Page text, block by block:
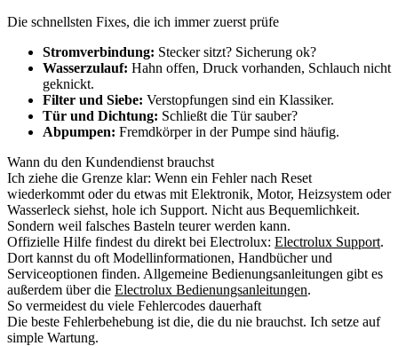
Die schnellsten Fixes, die ich immer zuerst prüfe
Stromverbindung: Stecker sitzt? Sicherung ok?
Wasserzulauf: Hahn offen, Druck vorhanden, Schlauch nicht
geknickt.
Filter und Siebe: Verstopfungen sind ein Klassiker.
Tür und Dichtung: Schließt die Tür sauber?
Abpumpen: Fremdkörper in der Pumpe sind häufig.
Wann du den Kundendienst brauchst
Ich ziehe die Grenze klar: Wenn ein Fehler nach Reset
wiederkommt oder du etwas mit Elektronik, Motor, Heizsystem oder
Wasserleck siehst, hole ich Support. Nicht aus Bequemlichkeit.
Sondern weil falsches Basteln teurer werden kann.
Offizielle Hilfe findest du direkt bei Electrolux: Electrolux Support.
Dort kannst du oft Modellinformationen, Handbücher und
Serviceoptionen finden. Allgemeine Bedienungsanleitungen gibt es
außerdem über die Electrolux Bedienungsanleitungen.
So vermeidest du viele Fehlercodes dauerhaft
Die beste Fehlerbehebung ist die, die du nie brauchst. Ich setze auf
simple Wartung.